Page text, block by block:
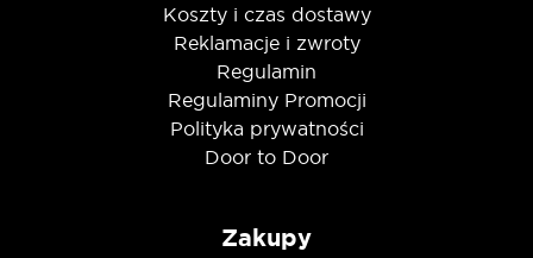
Koszty i czas dostawy
Reklamacje i zwroty
Regulamin
Regulaminy Promocji
Polityka prywatności
Door to Door
Zakupy